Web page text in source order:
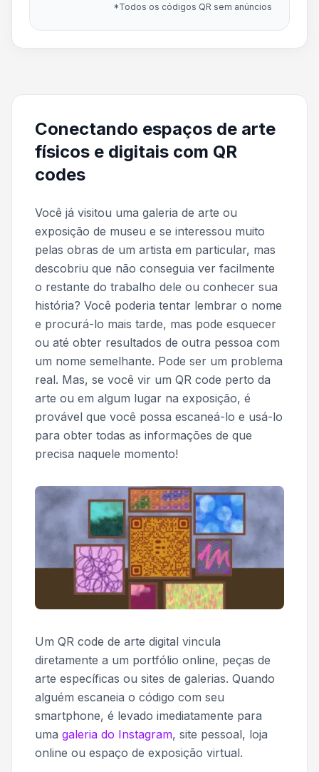
*Todos os códigos QR sem anúncios
Conectando espaços de arte
físicos e digitais com QR
codes
Você já visitou uma galeria de arte ou
exposição de museu e se interessou muito
pelas obras de um artista em particular, mas
descobriu que não conseguia ver facilmente
o restante do trabalho dele ou conhecer sua
história? Você poderia tentar lembrar o nome
e procurá-lo mais tarde, mas pode esquecer
ou até obter resultados de outra pessoa com
um nome semelhante. Pode ser um problema
real. Mas, se você vir um QR code perto da
arte ou em algum lugar na exposição, é
provável que você possa escaneá-lo e usá-lo
para obter todas as informações de que
precisa naquele momento!
Um QR code de arte digital vincula
diretamente a um portfólio online, peças de
arte específicas ou sites de galerias. Quando
alguém escaneia o código com seu
smartphone, é levado imediatamente para
uma galeria do Instagram, site pessoal, loja
online ou espaço de exposição virtual.